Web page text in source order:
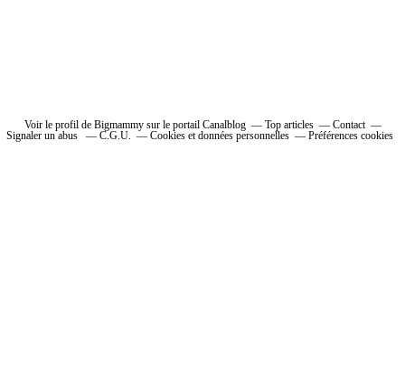
Voir le profil de Bigmammy sur le portail Canalblog Top articles
Contact
Signaler un abus
C.G.U. Cookies et données personnelles Préférences cookies